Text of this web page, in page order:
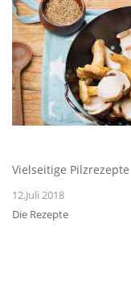
Vielseitige Pilzrezepte
12.Juli 2018
Die Rezepte